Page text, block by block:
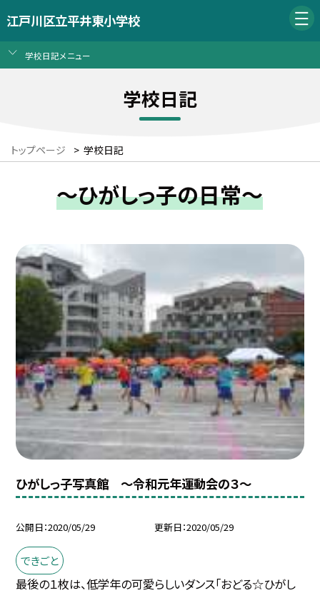
江戸川区立平井東小学校
学校日記メニュー
学校日記
トップページ > 学校日記
～ひがしっ子の日常～
ひがしっ子写真館 〜令和元年運動会の３〜
公開日 2020/05/29 更新日 2020/05/29
できごと
最後の１枚は、低学年の可愛らしいダンス「おどる☆ひがし